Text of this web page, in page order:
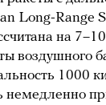
Long-Range
на
воздушного
1000
немедленно